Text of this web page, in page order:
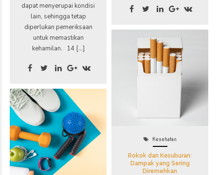
dapat menyerupai kondisi
lain, sehingga tetap
diperlukan pemeriksaan
untuk memastikan
kehamilan. 14 […]
Kesehatan
Rokok dan Kesuburan:
Dampak yang Sering
Diremehkan